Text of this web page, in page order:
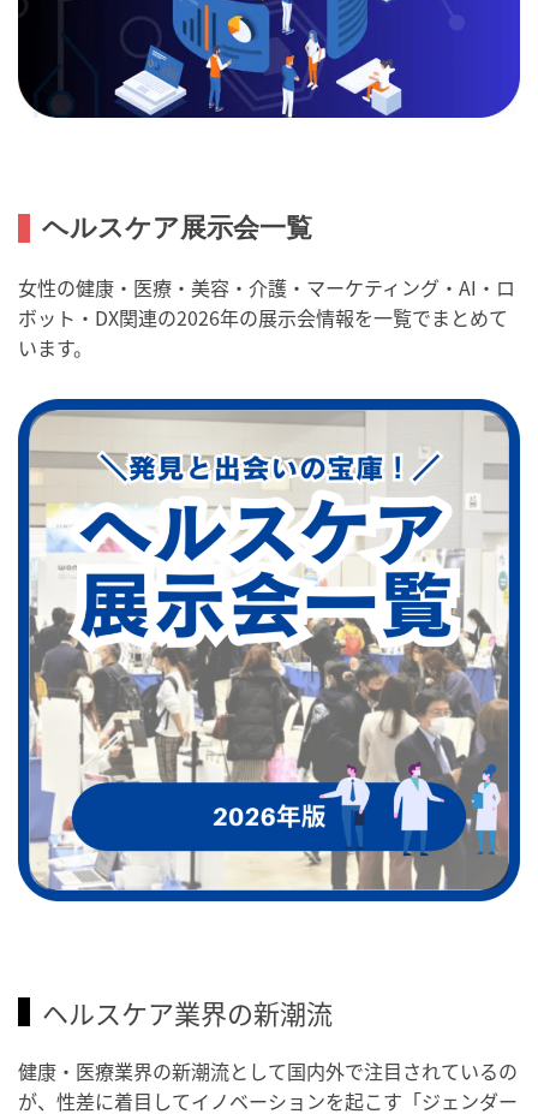
ヘルスケア展示会一覧
女性の健康・医療・美容・介護・マーケティング・AI・ロ
ボット・DX関連の2026年の展示会情報を一覧でまとめて
います。
ヘルスケア業界の新潮流
健康・医療業界の新潮流として国内外で注目されているの
が、性差に着目してイノベーションを起こす「ジェンダー